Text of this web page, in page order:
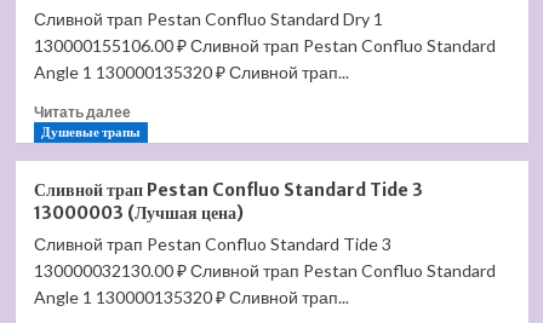
Сливной трап Pestan Confluo Standard Dry 1
130000155106.00 ₽ Сливной трап Pestan Confluo Standard
Angle 1 130000135320 ₽ Сливной трап...
Читать далееПрочитать
больше
трап
Pestan
Confluo
Standard
Dry
Душевые трапы
Сливной трап Pestan Confluo Standard Tide 3
13000003 (Лучшая цена)
Сливной трап Pestan Confluo Standard Tide 3
130000032130.00 ₽ Сливной трап Pestan Confluo Standard
Angle 1 130000135320 ₽ Сливной трап...